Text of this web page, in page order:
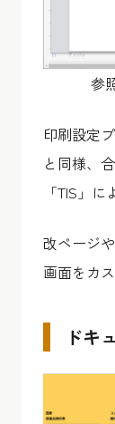
参
印刷設定
と同様、
「TIS」
改ページ
画面をカ
ドキ